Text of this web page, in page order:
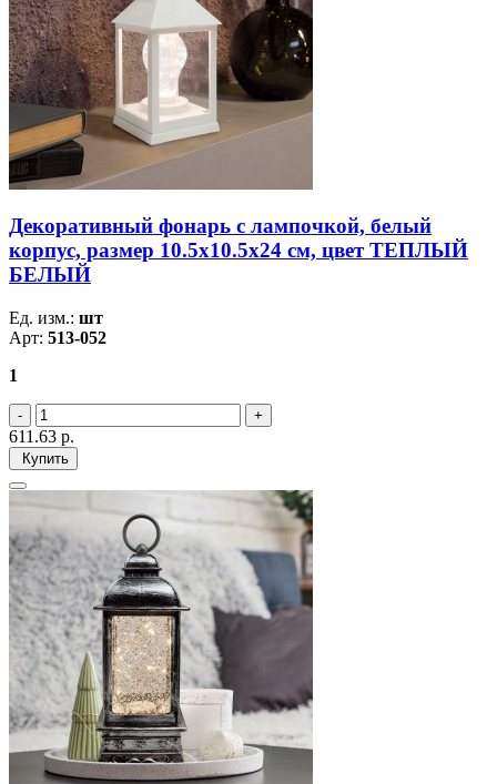
Декоративный фонарь с лампочкой, белый
корпус, размер 10.5х10.5х24 см, цвет ТЕПЛЫЙ
БЕЛЫЙ
Ед. изм.: шт
Арт: 513-052
1
611.63 р.
Купить